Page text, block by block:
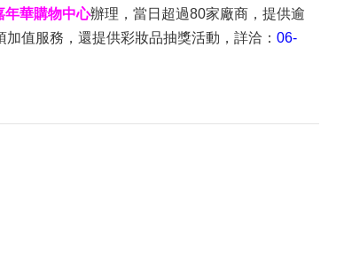
年華購物中心辦理，當日超過80家廠商，提供逾
值服務，還提供彩妝品抽獎活動，詳洽： 06-